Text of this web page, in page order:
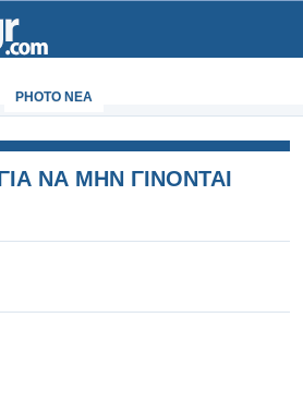
PHOTO NEA
ΝΑ ΜΗΝ ΓΙΝΟΝΤΑΙ